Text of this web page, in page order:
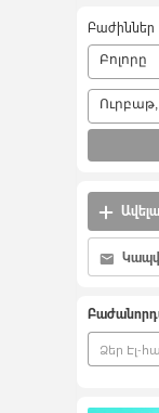
Բաժիններ
Բոլորը